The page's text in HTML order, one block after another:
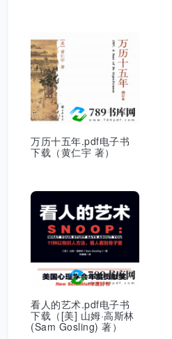
万历十五年.pdf电子书
下载（黄仁宇 著）
看人的艺术.pdf电子书
下载（[美] 山姆·高斯林
(Sam Gosling) 著）